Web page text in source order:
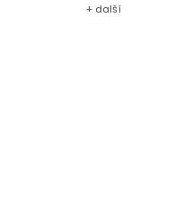
+ další